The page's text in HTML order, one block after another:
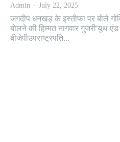
Admin - July 22, 2025
जगदीप धनखड़ के इस्तीफा पर बोले
बोलने की हिम्मत नागवार गुजरी'यूथ
बीजेपीउपराष्ट्रपति...